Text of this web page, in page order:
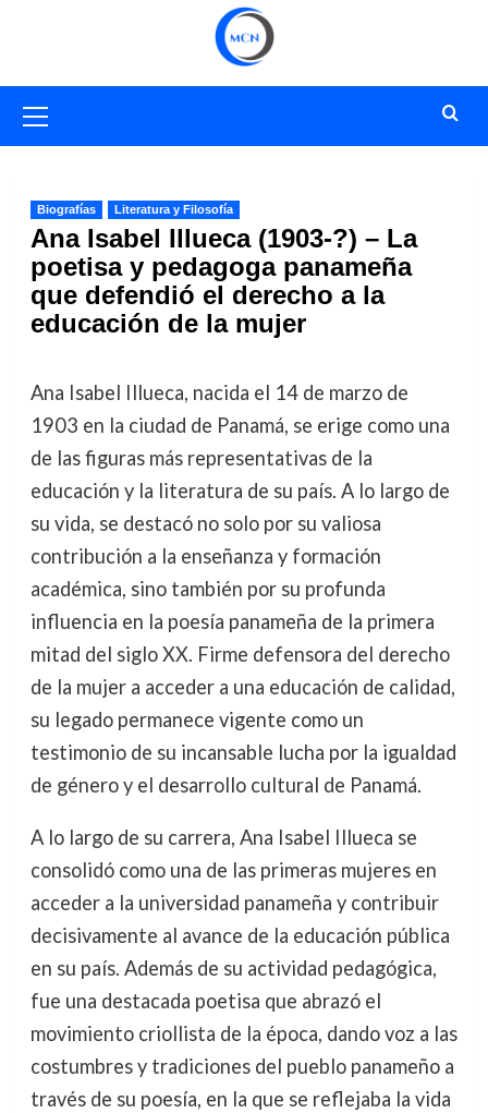
primario
Biografías Literatura y Filosofía
Ana Isabel Illueca (1903-?) – La
poetisa y pedagoga panameña
que defendió el derecho a la
educación de la mujer
Ana Isabel Illueca, nacida el 14 de marzo de
1903 en la ciudad de Panamá, se erige como una
de las figuras más representativas de la
educación y la literatura de su país. A lo largo de
su vida, se destacó no solo por su valiosa
contribución a la enseñanza y formación
académica, sino también por su profunda
influencia en la poesía panameña de la primera
mitad del siglo XX. Firme defensora del derecho
de la mujer a acceder a una educación de calidad,
su legado permanece vigente como un
testimonio de su incansable lucha por la igualdad
de género y el desarrollo cultural de Panamá.
A lo largo de su carrera, Ana Isabel Illueca se
consolidó como una de las primeras mujeres en
acceder a la universidad panameña y contribuir
decisivamente al avance de la educación pública
en su país. Además de su actividad pedagógica,
fue una destacada poetisa que abrazó el
movimiento criollista de la época, dando voz a las
costumbres y tradiciones del pueblo panameño a
través de su poesía, en la que se reflejaba la vida